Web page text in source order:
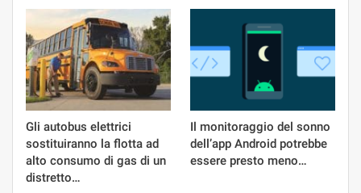
Gli autobus elettrici
sostituiranno la flotta ad
alto consumo di gas di un
distretto…
Il monitoraggio del sonno
dell’app Android potrebbe
essere presto meno…